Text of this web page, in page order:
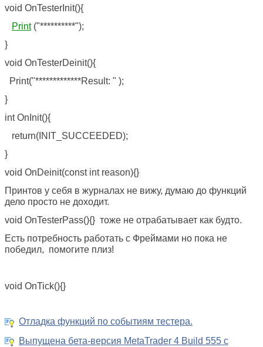
void OnTesterInit(){
Print("**********");
}
void OnTesterDeinit(){
Print("*************Result: " );
}
int OnInit(){
return(INIT_SUCCEEDED);
}
void OnDeinit(const int reason){}
Принтов у себя в журналах не вижу, думаю до функций
дело просто не доходит.
void OnTesterPass(){} тоже не отрабатывает как будто.
Есть потребность работать с Фреймами но пока не
победил, помогите плиз!
void OnTick(){}
Отладка функций по событиям тестера.
Выпущена бета-версия MetaTrader 4 Build 555 с